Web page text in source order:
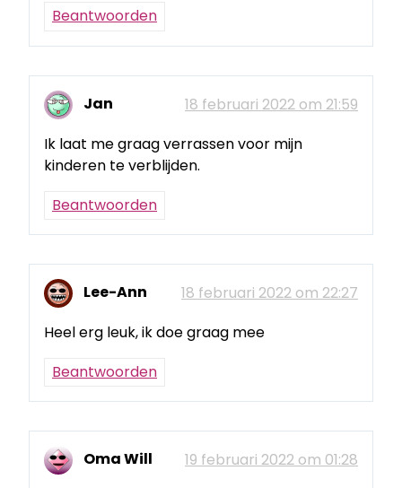
Beantwoorden
Jan
18 februari 2022 om 21:59
Ik laat me graag verrassen voor mijn
kinderen te verblijden.
Beantwoorden
Lee-Ann
18 februari 2022 om 22:27
Heel erg leuk, ik doe graag mee
Beantwoorden
Oma Will
19 februari 2022 om 01:28